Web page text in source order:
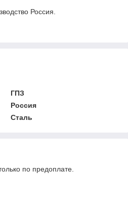
Россия.
ГПЗ
Россия
Сталь
по предоплате.